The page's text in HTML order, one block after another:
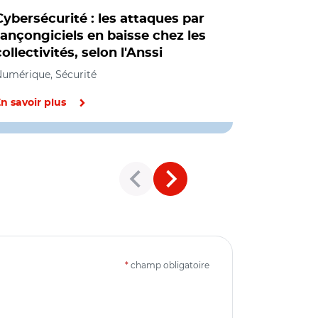
: les attaques par
en baisse chez les
selon l'Anssi
Sécurité
savoir plus
* champ obligatoire